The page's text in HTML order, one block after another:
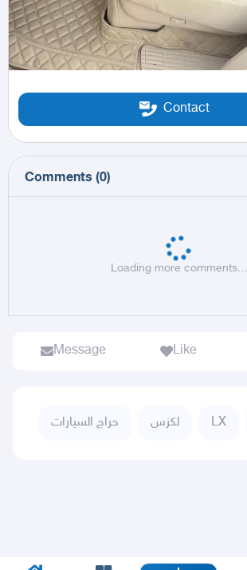
Contact
Comments (0)
Loading more comments...
Message Like
حراج السيارات لكزس LX